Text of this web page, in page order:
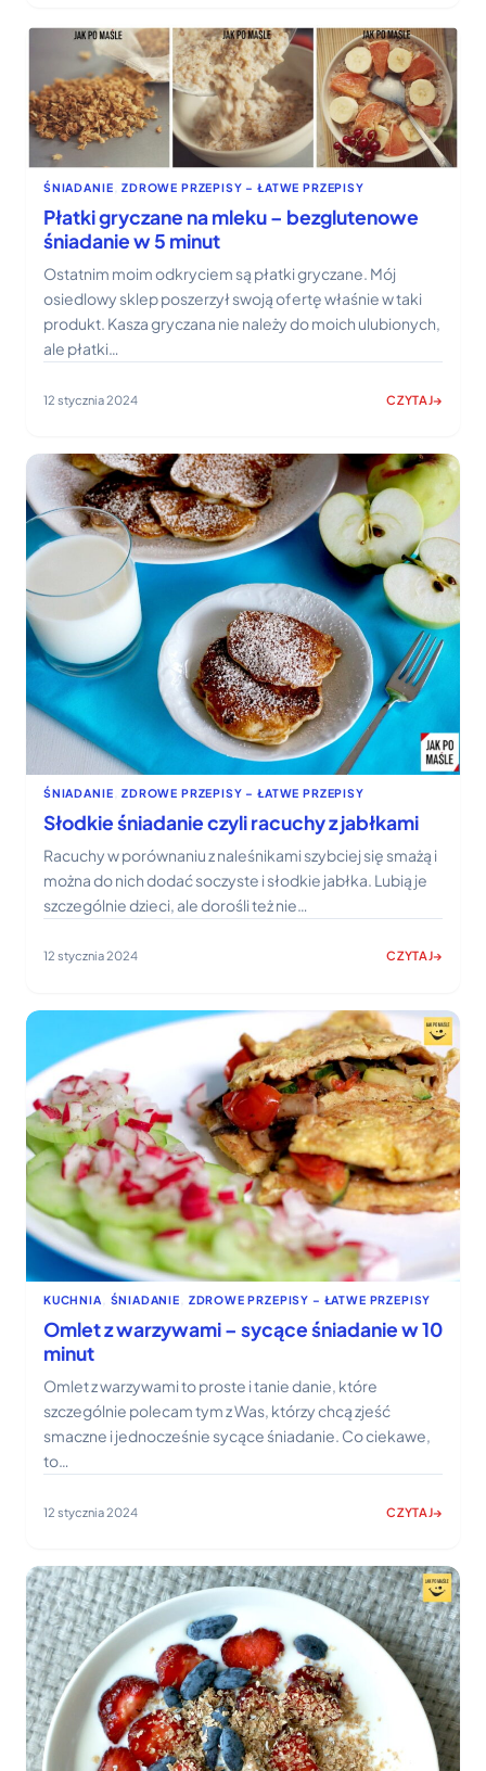
ZE
ŚLIWKAMI
–
PRZEPIS
NA
ZDROWE
ŚNIADANIE
ŚNIADANIE , ZDROWE PRZEPISY – ŁATWE PRZEPISY
Płatki gryczane na mleku – bezglutenowe
śniadanie w 5 minut
Ostatnim moim odkryciem są płatki gryczane. Mój
osiedlowy sklep poszerzył swoją ofertę właśnie w taki
produkt. Kasza gryczana nie należy do moich ulubionych,
ale płatki…
12 stycznia 2024 CZYTAJ
:
NA
MLEKU
–
ŚNIADANIE
W
5
MINUT
ŚNIADANIE , ZDROWE PRZEPISY – ŁATWE PRZEPISY
Słodkie śniadanie czyli racuchy z jabłkami
Racuchy w porównaniu z naleśnikami szybciej się smażą i
można do nich dodać soczyste i słodkie jabłka. Lubią je
szczególnie dzieci, ale dorośli też nie…
12 stycznia 2024 CZYTAJ
:
CZYLI
RACUCHY
Z
JABŁKAMI
KUCHNIA ŚNIADANIE ZDROWE PRZEPISY – ŁATWE PRZEPISY
Omlet z warzywami – sycące śniadanie w 10
minut
Omlet z warzywami to proste i tanie danie, które
szczególnie polecam tym z Was, którzy chcą zjeść
smaczne i jednocześnie sycące śniadanie. Co ciekawe,
to…
12 stycznia 2024 CZYTAJ
:
WARZYWAMI
–
SYCĄCE
ŚNIADANIE
W
MINUT